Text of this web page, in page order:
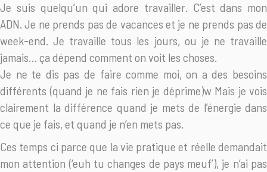
Je suis quelqu’un qui adore travailler. C’est dans mon
ADN. Je ne prends pas de vacances et je ne prends pas de
week-end. Je travaille tous les jours, ou je ne travaille
jamais… ça dépend comment on voit les choses.
Je ne te dis pas de faire comme moi, on a des besoins
différents (quand je ne fais rien je déprime)w Mais je vois
clairement la différence quand je mets de l’énergie dans
ce que je fais, et quand je n’en mets pas.
Ces temps ci parce que la vie pratique et réelle demandait
mon attention (‘euh tu changes de pays meuf’), je n’ai pas